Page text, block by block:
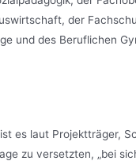
der
und des Beruflichen
es laut Projektträger,
zu versetzten, „bei